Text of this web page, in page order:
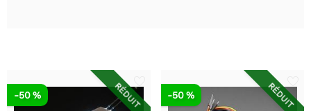
RÉDUIT
-50 % RÉDUIT
-50 %